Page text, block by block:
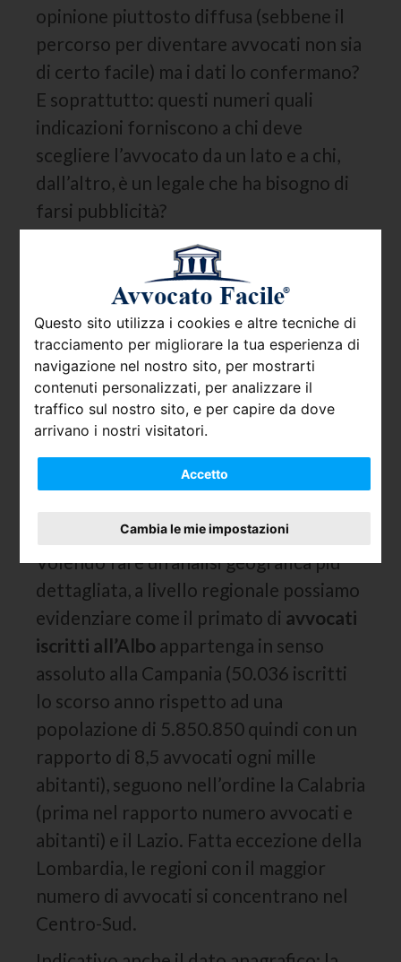
Questo sito utilizza i cookies e altre tecniche di
tracciamento per migliorare la tua esperienza di
navigazione nel nostro sito, per mostrarti
contenuti personalizzati, per analizzare il
traffico sul nostro sito, e per capire da dove
arrivano i nostri visitatori.
Accetto
Cambia le mie impostazioni
opinione piuttosto diffusa (sebbene il
percorso per diventare avvocati non sia
di certo facile) ma i dati lo confermano?
E soprattutto: questi numeri quali
indicazioni forniscono a chi deve
scegliere l’avvocato da un lato e a chi,
dall’altro, è un legale che ha bisogno di
farsi pubblicità?
Secondo le stime del 2016 gli
in Italia iscritti all’Alboerano 312.663,
basti pensare che nel 1985 se ne
contavano 48.327. Un incremento
vertiginoso (non giustificato, come si
potrebbe in prima battuta pensare, da
un parallelo aumento demografico) e
che ha inevitabilmente effetti sulla
concorrenza, sui compensi degli
avvocati e sui criteri di scelta da parte
dei clienti.
Volendo fare un’analisi geografica più
dettagliata, a livello regionale possiamo
evidenziare come il primato di avvocati
iscritti all’Albo appartenga in senso
assoluto alla Campania (50.036 iscritti
lo scorso anno rispetto ad una
popolazione di 5.850.850 quindi con un
rapporto di 8,5 avvocati ogni mille
abitanti), seguono nell’ordine la Calabria
(prima nel rapporto numero avvocati e
abitanti) e il Lazio. Fatta eccezione della
Lombardia, le regioni con il maggior
numero di avvocati si concentrano nel
Centro-Sud.